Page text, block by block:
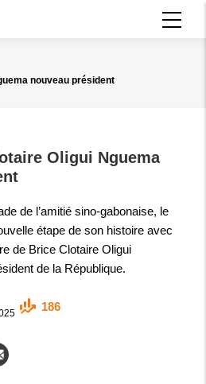
nouveau président
Oligui Nguema
de l’amitié sino-gabonaise, le
étape de son histoire avec
de Brice Clotaire Oligui
de la République.
186